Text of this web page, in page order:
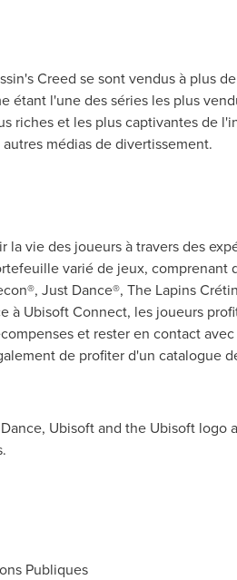
Creed se sont vendus à plus
étant l'une des séries les plus
riches et les plus captivantes de
médias de divertissement.
vie des joueurs à travers des
varié de jeux, comprenant
Just Dance®, The Lapins
à Ubisoft Connect, les joueurs
et rester en contact
de profiter d'un catalogue
, Ubisoft and the Ubisoft logo
Publiques